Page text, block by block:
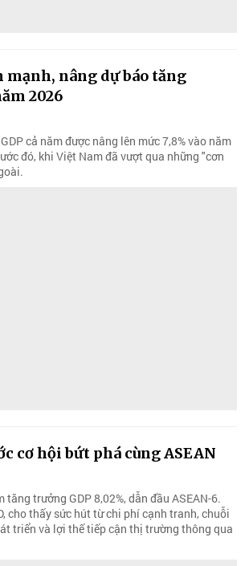
mạnh, nâng dự báo tăng
2026
cả năm được nâng lên mức 7,8% vào năm
đó, khi Việt Nam đã vượt qua những "cơn
cơ hội bứt phá cùng ASEAN
tăng trưởng GDP 8,02%, dẫn đầu ASEAN-6.
cho thấy sức hút từ chi phí cạnh tranh, chuỗi
triển và lợi thế tiếp cận thị trường thông qua